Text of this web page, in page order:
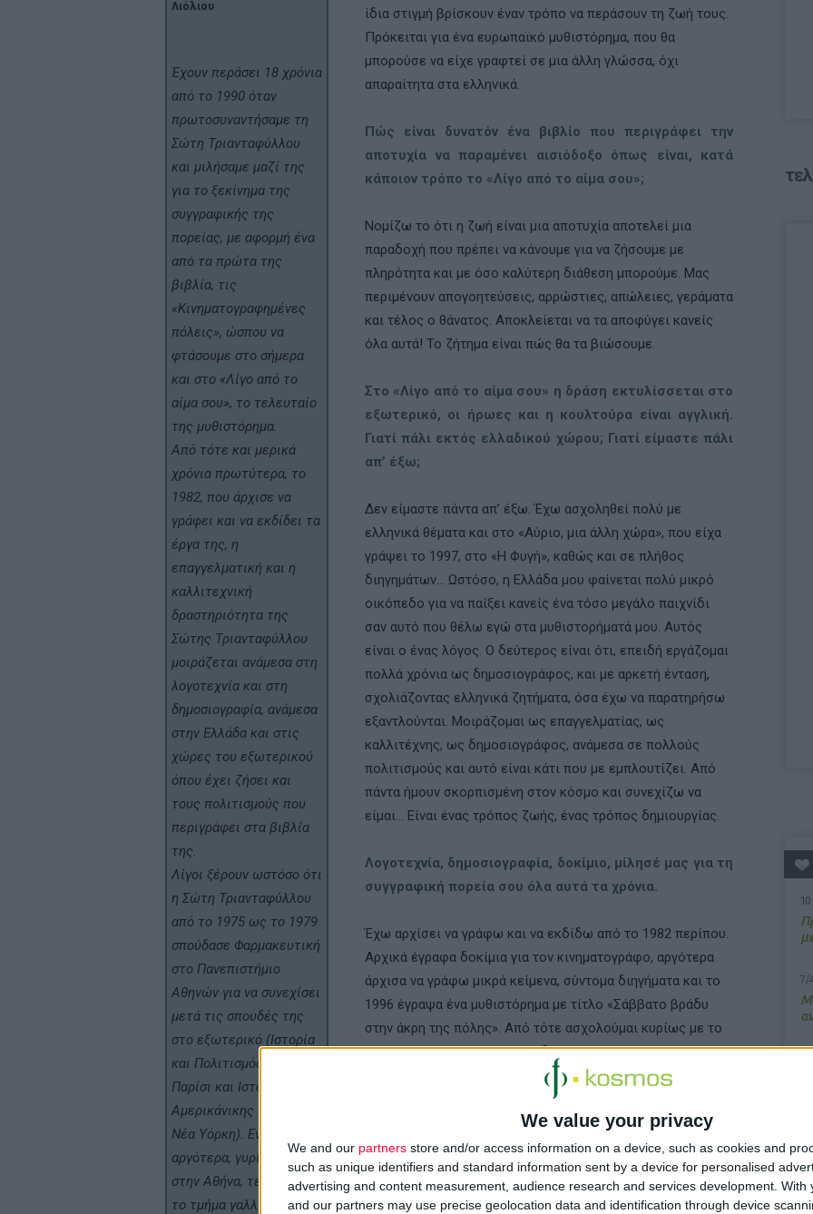
We value your privacy
We and our partners store and/or access information on a device, such as cookies and
such as unique identifiers and standard information sent by a device for personalised
advertising and content measurement, audience research and services development. With
and our partners may use precise geolocation data and identification through device
7/
Λιόλιου
Έχουν περάσει 18 χρόνια
από το 1990 όταν
πρωτοσυναντήσαμε τη
Σώτη Τριανταφύλλου
και μιλήσαμε μαζί της
για το ξεκίνημα της
συγγραφικής της
πορείας, με αφορμή ένα
από τα πρώτα της
βιβλία, τις
«Κινηματογραφημένες
πόλεις», ώσπου να
φτάσουμε στο σήμερα
και στο «Λίγο από το
αίμα σου», το τελευταίο
της μυθιστόρημα.
Από τότε και μερικά
χρόνια πρωτύτερα, το
1982, που άρχισε να
γράφει και να εκδίδει τα
έργα της, η
επαγγελματική και η
καλλιτεχνική
δραστηριότητα της
Σώτης Τριανταφύλλου
μοιράζεται ανάμεσα στη
λογοτεχνία και στη
δημοσιογραφία, ανάμεσα
στην Ελλάδα και στις
χώρες του εξωτερικού
όπου έχει ζήσει και
τους πολιτισμούς που
περιγράφει στα βιβλία
της.
Λίγοι ξέρουν ωστόσο ότι
η Σώτη Τριανταφύλλου
από το 1975 ως το 1979
σπούδασε Φαρμακευτική
στο Πανεπιστήμιο
Αθηνών για να συνεχίσει
μετά τις σπουδές της
στο εξωτερικό (Ιστορία
και Πολιτισμός στο
Παρίσι και Ιστορία της
Αμερικάνικης Πόλης στη
Νέα Υόρκη). Ενώ
αργότερα, γυρίζοντας
στην Αθήνα, τελείωσε
το τμήμα γαλλικής
ίδια στιγµή βρίσκουν έναν τρόπο να περάσουν τη ζωή τους.
Πρόκειται για ένα ευρωπαϊκό µυθιστόρηµα, που θα
µπορούσε να είχε γραφτεί σε µια άλλη γλώσσα, όχι
απαραίτητα στα ελληνικά.
Πώς είναι δυνατόν ένα βιβλίο που περιγράφει την
αποτυχία να παραµένει αισιόδοξο όπως είναι, κατά
κάποιον τρόπο το «Λίγο από το αίμα σου»;
Νοµίζω το ότι η ζωή είναι µια αποτυχία αποτελεί µια
παραδοχή που πρέπει να κάνουμε για να ζήσουμε µε
πληρότητα και µε όσο καλύτερη διάθεση µπορούμε. Μας
περιµένουν απογοητεύσεις, αρρώστιες, απώλειες, γεράµατα
και τέλος ο θάνατος. Αποκλείεται να τα αποφύγει κανείς
όλα αυτά! Το ζήτηµα είναι πώς θα τα βιώσουµε.
Στο «Λίγο από το αίµα σου» η δράση εκτυλίσσεται στο
εξωτερικό, οι ήρωες και η κουλτούρα είναι αγγλική.
Γιατί πάλι εκτός ελλαδικού χώρου; Γιατί είµαστε πάλι
απ’ έξω;
Δεν είµαστε πάντα απ’ έξω. Έχω ασχοληθεί πολύ µε
ελληνικά θέµατα και στο «Αύριο, µια άλλη χώρα», που είχα
γράψει το 1997, στο «Η Φυγή», καθώς και σε πλήθος
διηγηµάτων... Ωστόσο, η Ελλάδα µου φαίνεται πολύ µικρό
οικόπεδο για να παίξει κανείς ένα τόσο µεγάλο παιχνίδι
σαν αυτό που θέλω εγώ στα μυθιστορήµατά µου. Αυτός
είναι ο ένας λόγος. Ο δεύτερος είναι ότι, επειδή εργάζοµαι
πολλά χρόνια ως δηµοσιογράφος, και µε αρκετή ένταση,
σχολιάζοντας ελληνικά ζητήµατα, όσα έχω να παρατηρήσω
εξαντλούνται. Μοιράζοµαι ως επαγγελµατίας, ως
καλλιτέχνης, ως δηµοσιογράφος, ανάµεσα σε πολλούς
πολιτισµούς και αυτό είναι κάτι που µε εμπλουτίζει. Από
πάντα ήµουν σκορπισµένη στον κόσµο και συνεχίζω να
είµαι… Είναι ένας τρόπος ζωής, ένας τρόπος δημιουργίας.
Λογοτεχνία, δηµοσιογραφία, δοκίµιο, µίλησέ µας για τη
συγγραφική πορεία σου όλα αυτά τα χρόνια.
Έχω αρχίσει να γράφω και να εκδίδω από το 1982 περίπου.
Αρχικά έγραφα δοκίµια για τον κινηµατογράφο, αργότερα
άρχισα να γράφω µικρά κείµενα, σύντοµα διηγήµατα και το
1996 έγραψα ένα µυθιστόρηµα με τίτλο «Σάββατο βράδυ
στην άκρη της πόλης». Από τότε ασχολούµαι κυρίως µε το
µυθιστόρηµα, αλλά και µε το δοκίµιο. Έχω συνεργαστεί µε
τον Ηλία Ιωακείµογλου σε δύο δοκίµια, το ένα περί
αριστερής τροµοκρατίας, το δεύτερο περί σηµαίας και το
Πρόσφατα δεν ανέβηκε και ένα θεατρικό έργο σου στο
θέατρο ?λεκτον στον Κεραµεικό;